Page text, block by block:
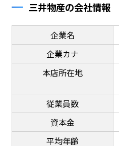
三井物産の会社情報
企業名
企業カナ
本店所在地
従業員数
資本金
平均年齢